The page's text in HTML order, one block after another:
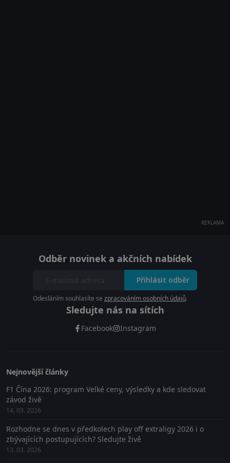
REKLAMA
Odběr novinek a akčních nabídek
Přihlásit odběr
Odesláním souhlasíte se zpracováním osobních údajů.
Sledujte nás na sítích
Facebook Instagram
Nejnovější články
F1 Čína 2026: program Velké ceny, výsledky a kde sledovat
závod živě
14. 03. 2026
Rozhodne se dnes v předkolech play off extraligy 2026 i o
zbývajících postupujících? Sledujte živě
13. 03. 2026